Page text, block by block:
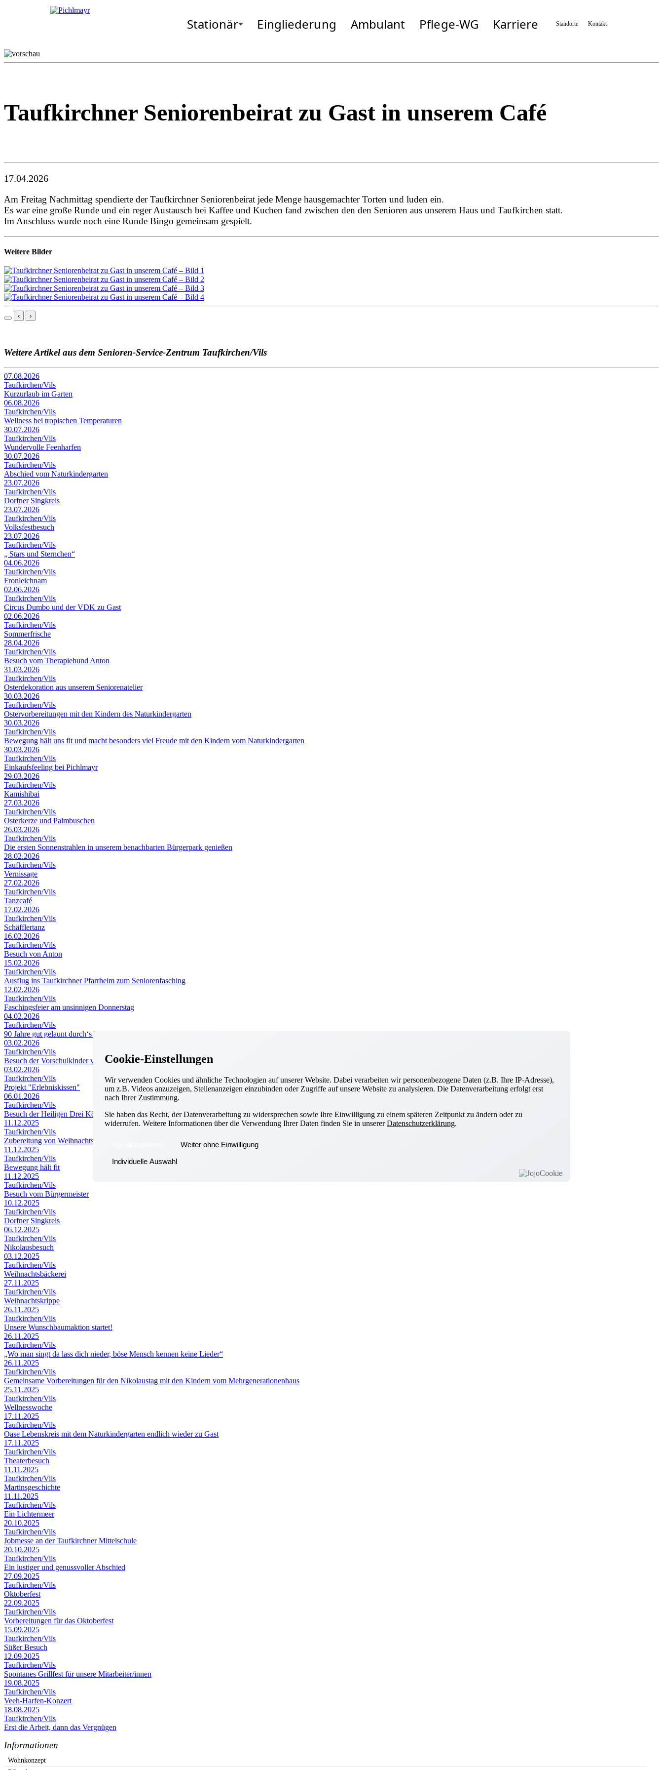
Allgemeines
Komfort-Zimmer
Gottfrieding
Stationär Eingliederung Ambulant Pflege-WG Karriere Standorte Kontakt
· Senioren-Service-Zentrum Taufkirchen/Vils
Taufkirchner Seniorenbeirat zu Gast in unserem Café
17.04.2026
Am Freitag Nachmittag spendierte der Taufkirchner Seniorenbeirat jede Menge hausgemachter Torten und luden ein.
Es war eine große Runde und ein reger Austausch bei Kaffee und Kuchen fand zwischen den den Senioren aus unserem Haus und Taufkirchen statt.
Im Anschluss wurde noch eine Runde Bingo gemeinsam gespielt.
Weitere Bilder
‹ ›
Weitere Artikel aus dem Senioren-Service-Zentrum Taufkirchen/Vils
07.08.2026
Taufkirchen/Vils
Kurzurlaub im Garten
06.08.2026
Taufkirchen/Vils
Wellness bei tropischen Temperaturen
30.07.2026
Taufkirchen/Vils
Wundervolle Feenharfen
30.07.2026
Taufkirchen/Vils
Abschied vom Naturkindergarten
23.07.2026
Taufkirchen/Vils
Dorfner Singkreis
23.07.2026
Taufkirchen/Vils
Volksfestbesuch
23.07.2026
Taufkirchen/Vils
„ Stars und Sternchen“
04.06.2026
Taufkirchen/Vils
Fronleichnam
02.06.2026
Taufkirchen/Vils
Circus Dumbo und der VDK zu Gast
02.06.2026
Taufkirchen/Vils
Sommerfrische
28.04.2026
Taufkirchen/Vils
Besuch vom Therapiehund Anton
31.03.2026
Taufkirchen/Vils
Osterdekoration aus unserem Seniorenatelier
30.03.2026
Taufkirchen/Vils
Ostervorbereitungen mit den Kindern des Naturkindergarten
30.03.2026
Taufkirchen/Vils
Bewegung hält uns fit und macht besonders viel Freude mit den Kindern vom Naturkindergarten
30.03.2026
Taufkirchen/Vils
Einkaufsfeeling bei Pichlmayr
29.03.2026
Taufkirchen/Vils
Kamishibai
27.03.2026
Taufkirchen/Vils
Osterkerze und Palmbuschen
26.03.2026
Taufkirchen/Vils
Die ersten Sonnenstrahlen in unserem benachbarten Bürgerpark genießen
28.02.2026
Taufkirchen/Vils
Vernissage
27.02.2026
Taufkirchen/Vils
Tanzcafé
17.02.2026
Taufkirchen/Vils
Schäfflertanz
16.02.2026
Taufkirchen/Vils
Besuch von Anton
15.02.2026
Taufkirchen/Vils
Ausflug ins Taufkirchner Pfarrheim zum Seniorenfasching
12.02.2026
Taufkirchen/Vils
Faschingsfeier am unsinnigen Donnerstag
04.02.2026
Taufkirchen/Vils
90 Jahre gut gelaunt durch‘s Leben spaziert
03.02.2026
Taufkirchen/Vils
Besuch der Vorschulkinder vom Mehrgenerationenhaus
03.02.2026
Taufkirchen/Vils
Projekt "Erlebniskissen"
06.01.2026
Taufkirchen/Vils
Besuch der Heiligen Drei Könige
11.12.2025
Taufkirchen/Vils
Zubereitung von Weihnachtspralinen
11.12.2025
Taufkirchen/Vils
Bewegung hält fit
11.12.2025
Taufkirchen/Vils
Besuch vom Bürgermeister
10.12.2025
Taufkirchen/Vils
Dorfner Singkreis
06.12.2025
Taufkirchen/Vils
Nikolausbesuch
03.12.2025
Taufkirchen/Vils
Weihnachtsbäckerei
27.11.2025
Taufkirchen/Vils
Weihnachtskrippe
26.11.2025
Taufkirchen/Vils
Unsere Wunschbaumaktion startet!
26.11.2025
Taufkirchen/Vils
„Wo man singt da lass dich nieder, böse Mensch kennen keine Lieder“
26.11.2025
Taufkirchen/Vils
Gemeinsame Vorbereitungen für den Nikolaustag mit den Kindern vom Mehrgenerationenhaus
25.11.2025
Taufkirchen/Vils
Wellnesswoche
17.11.2025
Taufkirchen/Vils
Oase Lebenskreis mit dem Naturkindergarten endlich wieder zu Gast
17.11.2025
Taufkirchen/Vils
Theaterbesuch
11.11.2025
Taufkirchen/Vils
Martinsgeschichte
11.11.2025
Taufkirchen/Vils
Ein Lichtermeer
20.10.2025
Taufkirchen/Vils
Jobmesse an der Taufkirchner Mittelschule
20.10.2025
Taufkirchen/Vils
Ein lustiger und genussvoller Abschied
27.09.2025
Taufkirchen/Vils
Oktoberfest
22.09.2025
Taufkirchen/Vils
Vorbereitungen für das Oktoberfest
15.09.2025
Taufkirchen/Vils
Süßer Besuch
12.09.2025
Taufkirchen/Vils
Spontanes Grillfest für unsere Mitarbeiter/innen
19.08.2025
Taufkirchen/Vils
Veeh-Harfen-Konzert
18.08.2025
Taufkirchen/Vils
Erst die Arbeit, dann das Vergnügen
Cookie-Einstellungen
Wir verwenden Cookies und ähnliche Technologien auf unserer Website. Dabei verarbeiten wir personenbezogene Daten (z.B. Ihre IP-Adresse),
um z.B. Videos anzuzeigen, Stellenanzeigen einzubinden oder Zugriffe auf unsere Website zu analysieren. Die Datenverarbeitung erfolgt erst
nach Ihrer Zustimmung.
Sie haben das Recht, der Datenverarbeitung zu widersprechen sowie Ihre Einwilligung zu einem späteren Zeitpunkt zu ändern oder zu
widerrufen. Weitere Informationen über die Verwendung Ihrer Daten finden Sie in unsererDatenschutzerklärung.
Weiter ohne Einwilligung
Individuelle Auswahl
Informationen
Wohnkonzept